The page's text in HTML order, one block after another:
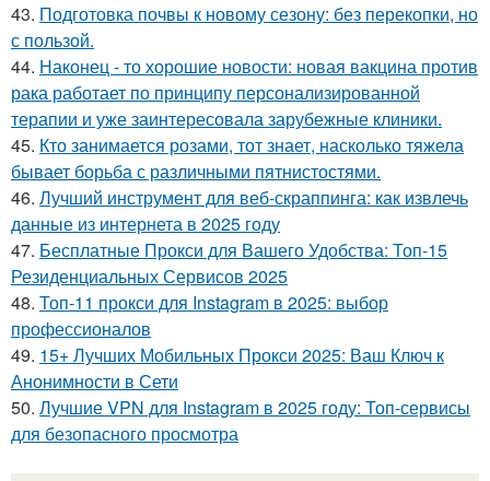
43. Подготовка почвы к новому сезону: без перекопки, но
с пользой.
44. Наконец - то хорошие новости: новая вакцина против
рака работает по принципу персонализированной
терапии и уже заинтересовала зарубежные клиники.
45. Кто занимается розами, тот знает, насколько тяжела
бывает борьба с различными пятнистостями.
46. Лучший инструмент для веб-скраппинга: как извлечь
данные из интернета в 2025 году
47. Бесплатные Прокси для Вашего Удобства: Топ-15
Резиденциальных Сервисов 2025
48. Топ-11 прокси для Instagram в 2025: выбор
профессионалов
49. 15+ Лучших Мобильных Прокси 2025: Ваш Ключ к
Анонимности в Сети
50. Лучшие VPN для Instagram в 2025 году: Топ-сервисы
для безопасного просмотра